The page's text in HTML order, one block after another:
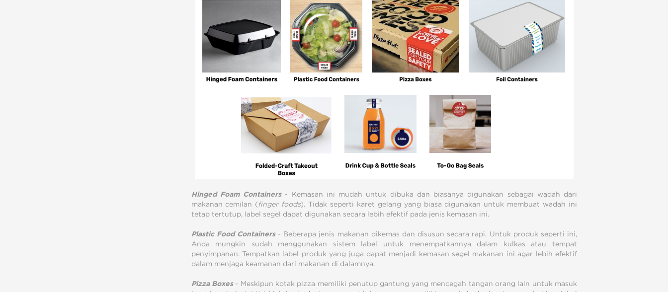
Hinged Foam Containers- Kemasan ini mudah untuk dibuka dan biasanya digunakan sebagai wadah dari
makanan cemilan (finger foods). Tidak seperti karet gelang yang biasa digunakan untuk membuat wadah ini
tetap tertutup, label segel dapat digunakan secara lebih efektif pada jenis kemasan ini.
Plastic Food Containers- Beberapa jenis makanan dikemas dan disusun secara rapi. Untuk produk seperti ini,
Anda mungkin sudah menggunakan sistem label untuk menempatkannya dalam kulkas atau tempat
penyimpanan. Tempatkan label produk yang juga dapat menjadi kemasan segel makanan ini agar lebih efektif
dalam menjaga keamanan dari makanan di dalamnya.
Pizza Boxes- Meskipun kotak pizza memiliki penutup gantung yang mencegah tangan orang lain untuk masuk